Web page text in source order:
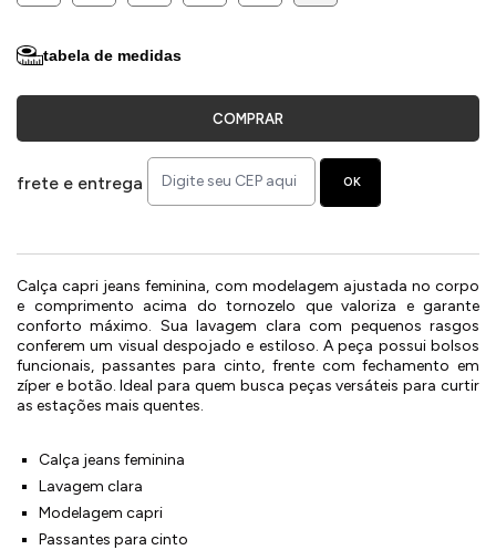
tabela de medidas
COMPRAR
frete e entrega OK
Calça capri jeans feminina, com modelagem ajustada no corpo
e comprimento acima do tornozelo que valoriza e garante
conforto máximo. Sua lavagem clara com pequenos rasgos
conferem um visual despojado e estiloso. A peça possui bolsos
funcionais, passantes para cinto, frente com fechamento em
zíper e botão. Ideal para quem busca peças versáteis para curtir
as estações mais quentes.
Calça jeans feminina
Lavagem clara
Modelagem capri
Passantes para cinto